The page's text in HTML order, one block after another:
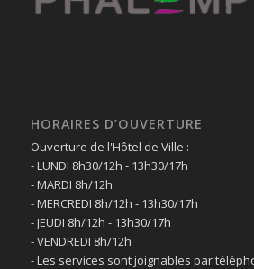
HORAIRES D’OUVERTURE
Ouverture de l'Hôtel de Ville :
- LUNDI 8h30/12h - 13h30/17h
- MARDI 8h/12h
- MERCREDI 8h/12h - 13h30/17h
- JEUDI 8h/12h - 13h30/17h
- VENDREDI 8h/12h
- Les services sont joignables par